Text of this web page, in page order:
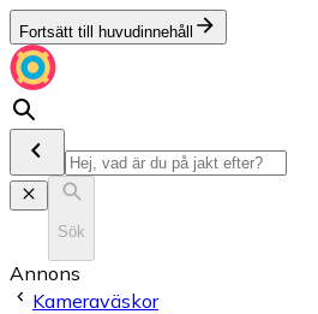
Fortsätt till huvudinnehåll
Sök
Annons
Kameraväskor